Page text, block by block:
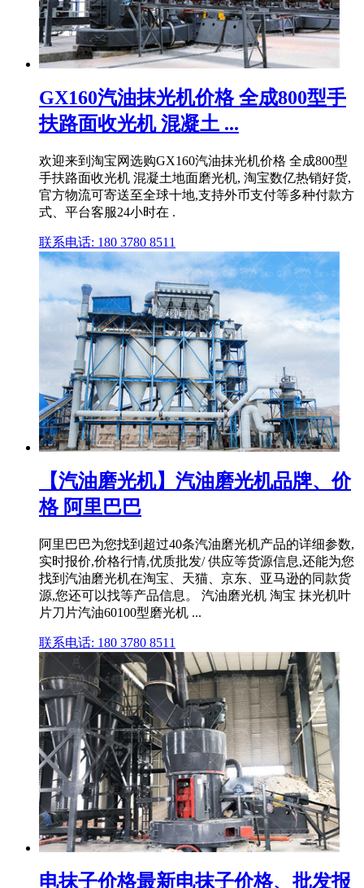
GX160汽油抹光机价格 全成800型手
扶路面收光机 混凝土 ...
欢迎来到淘宝网选购GX160汽油抹光机价格 全成800型
手扶路面收光机 混凝土地面磨光机, 淘宝数亿热销好货,
官方物流可寄送至全球十地,支持外币支付等多种付款方
式、平台客服24小时在 .
联系电话: 180 3780 8511
【汽油磨光机】汽油磨光机品牌、价
格 阿里巴巴
阿里巴巴为您找到超过40条汽油磨光机产品的详细参数,
实时报价,价格行情,优质批发/ 供应等货源信息,还能为您
找到汽油磨光机在淘宝、天猫、京东、亚马逊的同款货
源,您还可以找等产品信息。 汽油磨光机 淘宝 抹光机叶
片刀片汽油60100型磨光机 ...
联系电话: 180 3780 8511
电抹子价格最新电抹子价格、批发报